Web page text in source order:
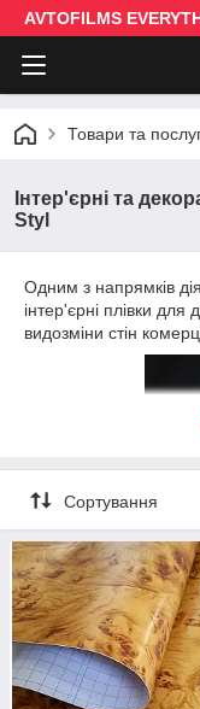
AVTOFILMS
Товари та
Інтер'єрні та
Styl
Одним з напрямків
інтер'єрні плівки
видозміни стін
Сортування